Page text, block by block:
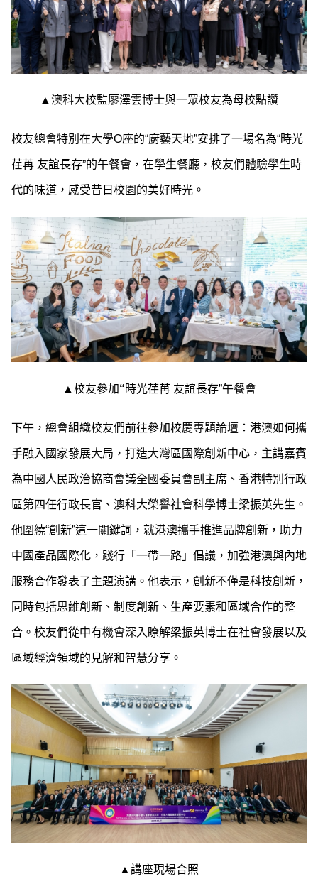
▲澳科大校監廖澤雲博士與一眾校友為母校點讚
校友總會特別在大學O座的“廚藝天地”安排了一場名為“時光
荏苒 友誼長存”的午餐會，在學生餐廳，校友們體驗學生時
代的味道，感受昔日校園的美好時光。
▲校友參加“時光荏苒 友誼長存”午餐會
下午，總會組織校友們前往參加校慶專題論壇：港澳如何攜
手融入國家發展大局，打造大灣區國際創新中心，主講嘉賓
為中國人民政治協商會議全國委員會副主席、香港特別行政
區第四任行政長官、澳科大榮譽社會科學博士梁振英先生。
他圍繞“創新”這一關鍵詞，就港澳攜手推進品牌創新，助力
中國產品國際化，踐行「一帶一路」倡議，加強港澳與內地
服務合作發表了主題演講。他表示，創新不僅是科技創新，
同時包括思維創新、制度創新、生產要素和區域合作的整
合。校友們從中有機會深入瞭解梁振英博士在社會發展以及
區域經濟領域的見解和智慧分享。
▲講座現場合照